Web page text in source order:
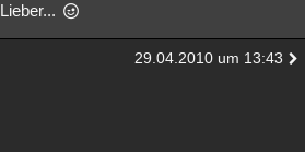
29.04.2010 um 13:43